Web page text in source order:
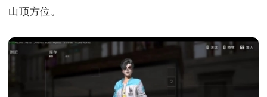
山顶方位。